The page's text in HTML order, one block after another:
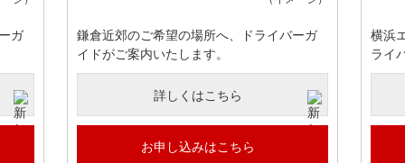
ガ
鎌倉近郊のご希望の場所へ、ドライバーガ
イドがご案内いたします。
詳しくはこちら
お申し込みはこちら
横浜
ライ